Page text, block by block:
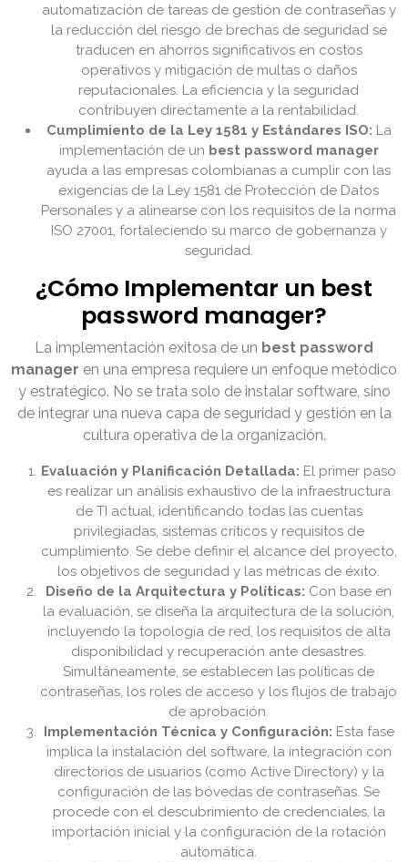
automatización de tareas de gestión de contraseñas y
la reducción del riesgo de brechas de seguridad se
traducen en ahorros significativos en costos
operativos y mitigación de multas o daños
reputacionales. La eficiencia y la seguridad
contribuyen directamente a la rentabilidad.
Cumplimiento de la Ley 1581 y Estándares ISO: La
implementación de un best password manager
ayuda a las empresas colombianas a cumplir con las
exigencias de la Ley 1581 de Protección de Datos
Personales y a alinearse con los requisitos de la norma
ISO 27001, fortaleciendo su marco de gobernanza y
seguridad.
¿Cómo Implementar un best
password manager?
La implementación exitosa de un best password
manager en una empresa requiere un enfoque metódico
y estratégico. No se trata solo de instalar software, sino
de integrar una nueva capa de seguridad y gestión en la
cultura operativa de la organización.
Evaluación y Planificación Detallada: El primer paso
es realizar un análisis exhaustivo de la infraestructura
de TI actual, identificando todas las cuentas
privilegiadas, sistemas críticos y requisitos de
cumplimiento. Se debe definir el alcance del proyecto,
los objetivos de seguridad y las métricas de éxito.
Diseño de la Arquitectura y Políticas: Con base en
la evaluación, se diseña la arquitectura de la solución,
incluyendo la topología de red, los requisitos de alta
disponibilidad y recuperación ante desastres.
Simultáneamente, se establecen las políticas de
contraseñas, los roles de acceso y los flujos de trabajo
de aprobación.
Implementación Técnica y Configuración: Esta fase
implica la instalación del software, la integración con
directorios de usuarios (como Active Directory) y la
configuración de las bóvedas de contraseñas. Se
procede con el descubrimiento de credenciales, la
importación inicial y la configuración de la rotación
automática.